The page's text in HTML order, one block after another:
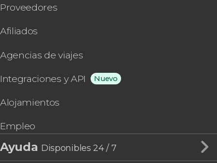
Proveedores
Afiliados
Agencias de viajes
Integraciones y API Nuevo
Alojamientos
Empleo
Ayuda Disponibles 24 / 7